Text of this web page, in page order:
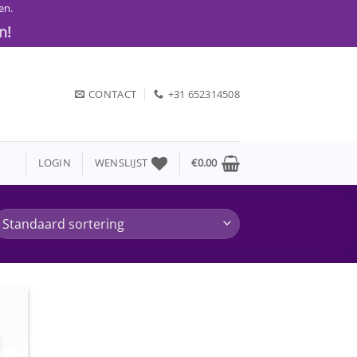
CONTACT +31 652314508
LOGIN WENSLIJST €0.00